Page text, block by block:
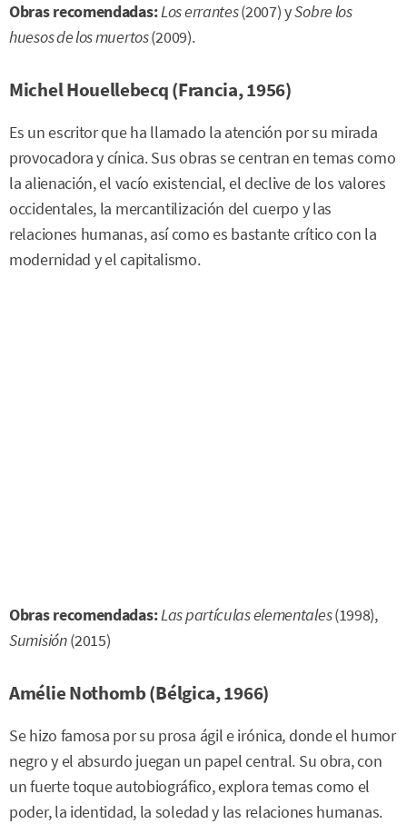
Obras recomendadas:Los errantes(2007) ySobre los
huesos de los muertos(2009).
Michel Houellebecq (Francia, 1956)
Es un escritor que ha llamado la atención por su mirada
provocadora y cínica. Sus obras se centran en temas como
la alienación, el vacío existencial, el declive de los valores
occidentales, la mercantilización del cuerpo y las
relaciones humanas, así como es bastante crítico con la
modernidad y el capitalismo.
Obras recomendadas:Las partículas elementales(1998),
Sumisión(2015)
Amélie Nothomb (Bélgica, 1966)
Se hizo famosa por su prosa ágil e irónica, donde el humor
negro y el absurdo juegan un papel central. Su obra, con
un fuerte toque autobiográfico, explora temas como el
poder, la identidad, la soledad y las relaciones humanas.